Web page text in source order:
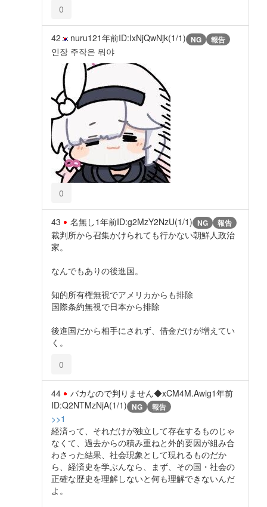
0
42 nuru121年前ID:IxNjQwNjk(1/1) NG 報告
인장 주작은 뭐야
0
43 名無し1年前ID:g2MzY2NzU(1/1) NG 報告
裁判所から召集かけられても行かない朝鮮人政治
家。
なんでもありの後進国。
知的所有権無視でアメリカからも排除
国際条約無視で日本から排除
後進国だから相手にされず、借金だけが増えてい
く。
0
44 バカなので判りません◆xCM4M.Awig1年前
ID:Q2NTMzNjA(1/1) NG 報告
>>1
経済って、それだけが独立して存在するものじゃ
なくて、過去からの積み重ねと外的要因が組み合
わさった結果、社会現象として現れるものだか
ら、経済史を学ぶんなら、まず、その国・社会の
正確な歴史を理解しないと何も理解できないんだ
よ。